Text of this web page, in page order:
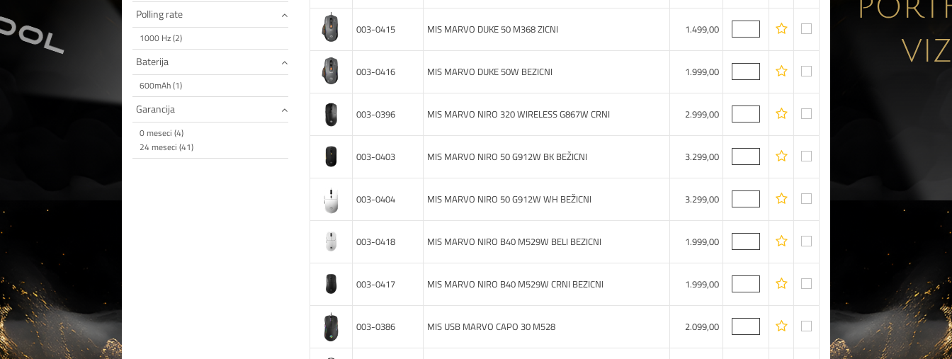
Polling rate
1000 Hz (2)
Baterija
600mAh (1)
Garancija
0 meseci (4)
24 meseci (41)
003-0415 MIS MARVO DUKE 50 M368 ZICNI 1.499,00
003-0416 MIS MARVO DUKE 50W BEZICNI 1.999,00
003-0396 MIS MARVO NIRO 320 WIRELESS G867W CRNI 2.999,00
003-0403 MIS MARVO NIRO 50 G912W BK BEŽICNI 3.299,00
003-0404 MIS MARVO NIRO 50 G912W WH BEŽICNI 3.299,00
003-0418 MIS MARVO NIRO B40 M529W BELI BEZICNI 1.999,00
003-0417 MIS MARVO NIRO B40 M529W CRNI BEZICNI 1.999,00
003-0386 MIS USB MARVO CAPO 30 M528 2.099,00